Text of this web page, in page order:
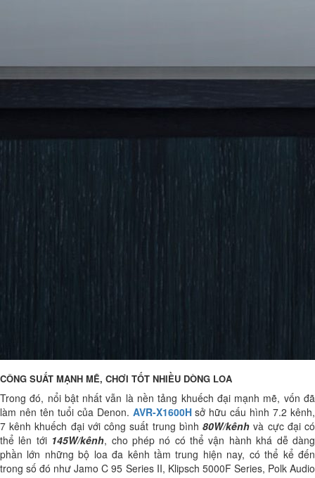
CÔNG SUẤT MẠNH MẼ, CHƠI TỐT NHIỀU DÒNG LOA
Trong đó, nổi bật nhất vẫn là nền tảng khuếch đại mạnh mẽ, vốn đã
làm nên tên tuổi của Denon. AVR-X1600Hsở hữu cấu hình 7.2 kênh,
7 kênh khuếch đại với công suất trung bình80W/kênh và cực đại có
thể lên tới 145W/kênh, cho phép nó có thể vận hành khá dễ dàng
phần lớn những bộ loa đa kênh tầm trung hiện nay, có thể kể đến
trong số đó như Jamo C 95 Series II, Klipsch 5000F Series, Polk Audio